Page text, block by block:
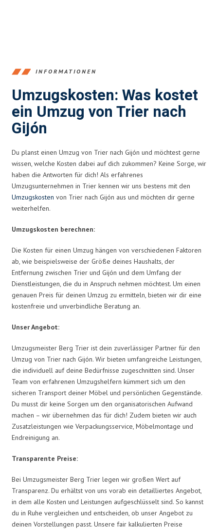
INFORMATIONEN
Umzugskosten: Was kostet
ein Umzug von Trier nach
Gijón
Du planst einen Umzug von Trier nach Gijón und möchtest gerne
wissen, welche Kosten dabei auf dich zukommen? Keine Sorge, wir
haben die Antworten für dich! Als erfahrenes
Umzugsunternehmen in Trier kennen wir uns bestens mit den
Umzugskosten von Trier nach Gijón aus und möchten dir gerne
weiterhelfen.
Umzugskosten berechnen:
Die Kosten für einen Umzug hängen von verschiedenen Faktoren
ab, wie beispielsweise der Größe deines Haushalts, der
Entfernung zwischen Trier und Gijón und dem Umfang der
Dienstleistungen, die du in Anspruch nehmen möchtest. Um einen
genauen Preis für deinen Umzug zu ermitteln, bieten wir dir eine
kostenfreie und unverbindliche Beratung an.
Unser Angebot:
Umzugsmeister Berg Trier ist dein zuverlässiger Partner für den
Umzug von Trier nach Gijón. Wir bieten umfangreiche Leistungen,
die individuell auf deine Bedürfnisse zugeschnitten sind. Unser
Team von erfahrenen Umzugshelfern kümmert sich um den
sicheren Transport deiner Möbel und persönlichen Gegenstände.
Du musst dir keine Sorgen um den organisatorischen Aufwand
machen – wir übernehmen das für dich! Zudem bieten wir auch
Zusatzleistungen wie Verpackungsservice, Möbelmontage und
Endreinigung an.
Transparente Preise:
Bei Umzugsmeister Berg Trier legen wir großen Wert auf
Transparenz. Du erhältst von uns vorab ein detailliertes Angebot,
in dem alle Kosten und Leistungen aufgeschlüsselt sind. So kannst
du in Ruhe vergleichen und entscheiden, ob unser Angebot zu
deinen Vorstellungen passt. Unsere fair kalkulierten Preise